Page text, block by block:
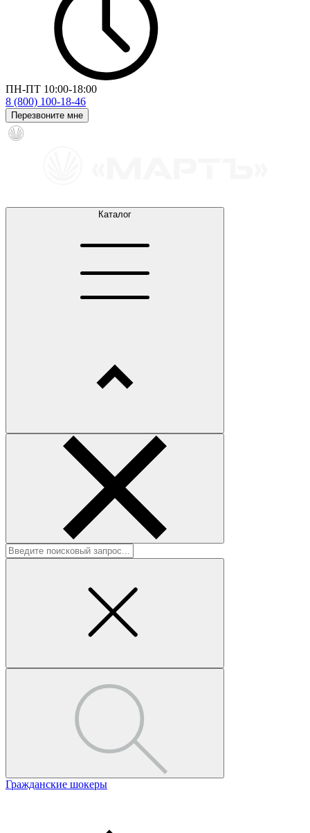
ПН-ПТ 10:00-18:00
8 (800) 100-18-46
Перезвоните мне
Каталог
Гражданские шокеры